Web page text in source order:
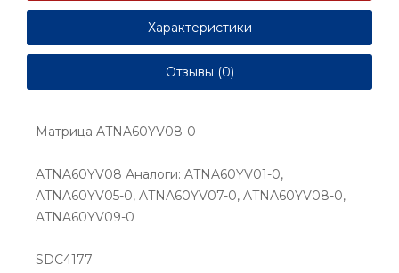
Характеристики
Отзывы (0)
Матрица ATNA60YV08-0
ATNA60YV08 Аналоги: ATNA60YV01-0,
ATNA60YV05-0, ATNA60YV07-0, ATNA60YV08-0,
ATNA60YV09-0
SDC4177